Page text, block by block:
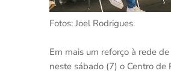
Fotos: Joel Rodrigues.
Em mais um reforço à rede
neste sábado (7) o Centro de